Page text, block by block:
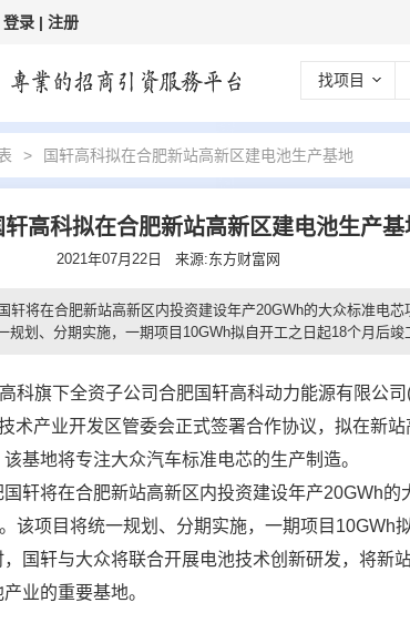
登录 | 注册
找项目
> 国轩高科拟在合肥新站高新区建电池生产基地
轩高科拟在合肥新站高新区建电池生产基
2021年07月22日 来源:东方财富网
将在合肥新站高新区内投资建设年产20GWh的大众标准电芯
规划、分期实施，一期项目10GWh拟自开工之日起18个月后竣
旗下全资子公司合肥国轩高科动力能源有限公司(
术产业开发区管委会正式签署合作协议，拟在新
基地将专注大众汽车标准电芯的生产制造。
将在合肥新站高新区内投资建设年产20GWh的
该项目将统一规划、分期实施，一期项目10GWh
国轩与大众将联合开展电池技术创新研发，将新
业的重要基地。